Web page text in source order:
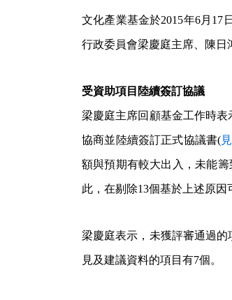
文化產業基金於2015年6月17
行政委員會梁慶庭主席、陳日
受資助項目陸續簽訂協議
梁慶庭主席回顧基金工作時
協商並陸續簽訂正式協議書(
額與預期有較大出入，未能
此，在剔除13個基於上述原因
梁慶庭表示，未獲評審通過
見及建議資料的項目有7個。